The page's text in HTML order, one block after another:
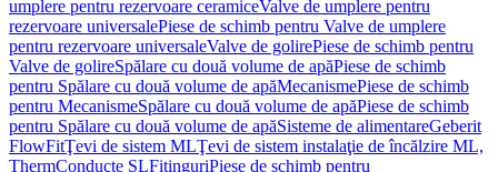
umplere pentru rezervoare ceramiceValve de umplere pentru
rezervoare universalePiese de schimb pentru Valve de umplere
pentru rezervoare universaleValve de golirePiese de schimb pentru
Valve de golireSpălare cu două volume de apăPiese de schimb
pentru Spălare cu două volume de apăMecanismePiese de schimb
pentru MecanismeSpălare cu două volume de apăPiese de schimb
pentru Spălare cu două volume de apăSisteme de alimentareGeberit
FlowFitŢevi de sistem MLŢevi de sistem instalaţie de încălzire ML,
ThermConducte SLFitinguriPiese de schimb pentru